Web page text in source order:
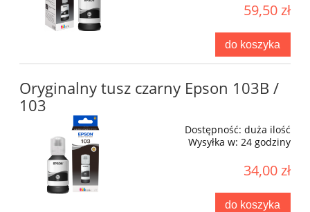
59,50 zł
do koszyka
Oryginalny tusz czarny Epson 103B /
103
Dostępność: duża ilość
Wysyłka w: 24 godziny
34,00 zł
do koszyka